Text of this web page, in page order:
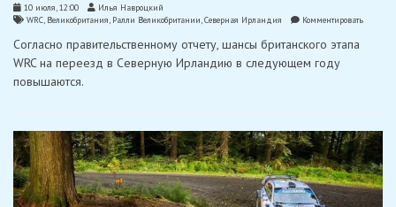
10 июля, 12:00
Илья Навроцкий
WRC, Великобритания, Ралли Великобритании,Северная Ирландия Комментироватьon
2020
году
Согласно правительственному отчету, шансы британского этапа
WRC на переезд в Северную Ирландию в следующем году
повышаются.